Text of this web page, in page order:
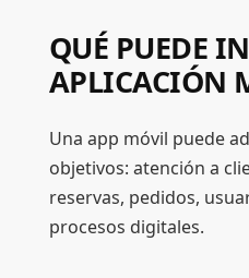
QUÉ PUEDE
APLICACIÓN
Una app móvil puede
objetivos: atención a
reservas, pedidos,
procesos digitales.